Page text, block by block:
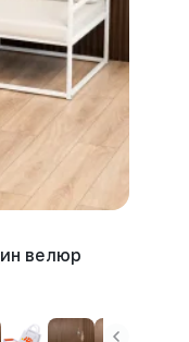
велюр